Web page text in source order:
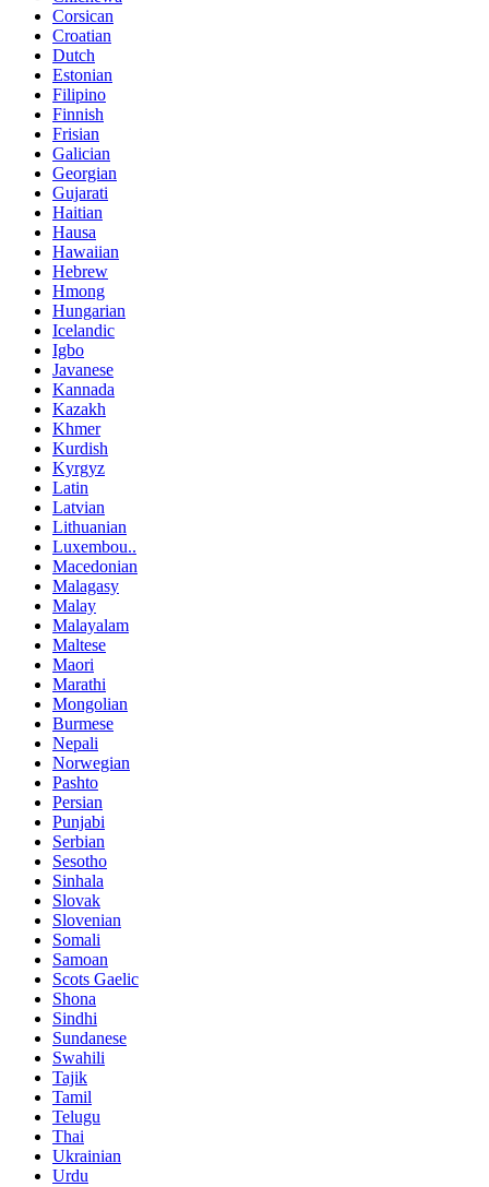
Corsican
Croatian
Dutch
Estonian
Filipino
Finnish
Frisian
Galician
Georgian
Gujarati
Haitian
Hausa
Hawaiian
Hebrew
Hmong
Hungarian
Icelandic
Igbo
Javanese
Kannada
Kazakh
Khmer
Kurdish
Kyrgyz
Latin
Latvian
Lithuanian
Luxembou..
Macedonian
Malagasy
Malay
Malayalam
Maltese
Maori
Marathi
Mongolian
Burmese
Nepali
Norwegian
Pashto
Persian
Punjabi
Serbian
Sesotho
Sinhala
Slovak
Slovenian
Somali
Samoan
Scots Gaelic
Shona
Sindhi
Sundanese
Swahili
Tajik
Tamil
Telugu
Thai
Ukrainian
Urdu